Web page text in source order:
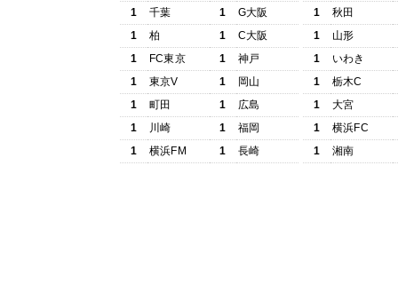
1
千葉 1
G大阪
1
柏 1
C大阪
1
FC東京 1
神戸
1
東京V 1
岡山
1
町田 1
広島
1
川崎 1
福岡
1
横浜FM 1 長崎
1
秋田
1
山形
1
いわき
1
栃木C
1
大宮
1
横浜FC
1
湘南